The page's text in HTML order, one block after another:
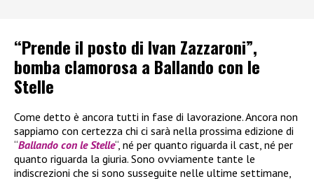
“Prende il posto di Ivan Zazzaroni”,
bomba clamorosa a Ballando con le
Stelle
Come detto è ancora tutti in fase di lavorazione. Ancora non
sappiamo con certezza chi ci sarà nella prossima edizione di
“Ballando con le Stelle“, né per quanto riguarda il cast, né per
quanto riguarda la giuria. Sono ovviamente tante le
indiscrezioni che si sono susseguite nelle ultime settimane,